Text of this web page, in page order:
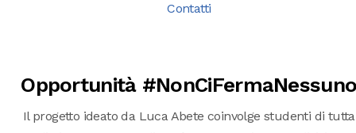
Contatti
Opportunità
Il progetto ideato da Luca Abete coinvolge studenti di tutta